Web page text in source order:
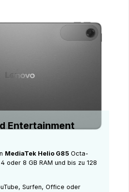
Entertainment
MediaTek Helio G85 Octa-
oder 8 GB RAM und bis zu 128
Surfen, Office oder